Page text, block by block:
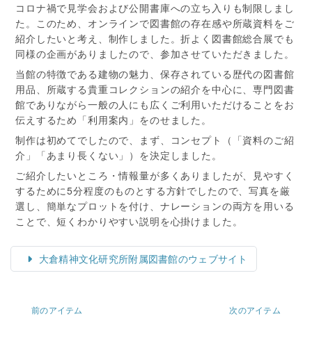
コロナ禍で見学会および公開書庫への立ち入りも制限しまし
た。このため、オンラインで図書館の存在感や所蔵資料をご
紹介したいと考え、制作しました。折よく図書館総合展でも
同様の企画がありましたので、参加させていただきました。
当館の特徴である建物の魅力、保存されている歴代の図書館
用品、所蔵する貴重コレクションの紹介を中心に、専門図書
館でありながら一般の人にも広くご利用いただけることをお
伝えするため「利用案内」をのせました。
制作は初めてでしたので、まず、コンセプト（「資料のご紹
介」「あまり長くない」）を決定しました。
ご紹介したいところ・情報量が多くありましたが、見やすく
するために5分程度のものとする方針でしたので、写真を厳
選し、簡単なプロットを付け、ナレーションの両方を用いる
ことで、短くわかりやすい説明を心掛けました。
大倉精神文化研究所附属図書館のウェブサイト
前のアイテム 次のアイテム